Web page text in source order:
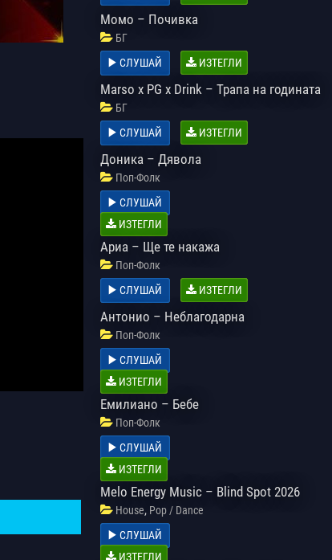
Момо – Почивка
БГ
СЛУШАЙ
ИЗТЕГЛИ
Marso x PG x Drink – Трапа на годината
БГ
СЛУШАЙ
ИЗТЕГЛИ
Доника – Дявола
Поп-Фолк
СЛУШАЙ
ИЗТЕГЛИ
Ариа – Ще те накажа
Поп-Фолк
СЛУШАЙ
ИЗТЕГЛИ
Антонио – Неблагодарна
Поп-Фолк
СЛУШАЙ
ИЗТЕГЛИ
Емилиано – Бебе
Поп-Фолк
СЛУШАЙ
ИЗТЕГЛИ
Melo Energy Music – Blind Spot 2026
House, Pop / Dance
СЛУШАЙ
ИЗТЕГЛИ